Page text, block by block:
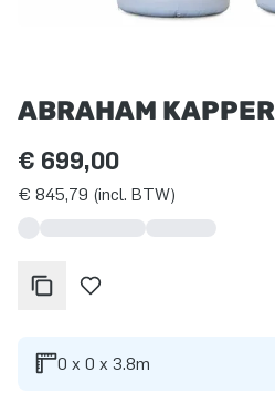
ABRAHAM KAPPER
€ 699,00
€ 845,79 (incl. BTW)
0 x 0 x 3.8m